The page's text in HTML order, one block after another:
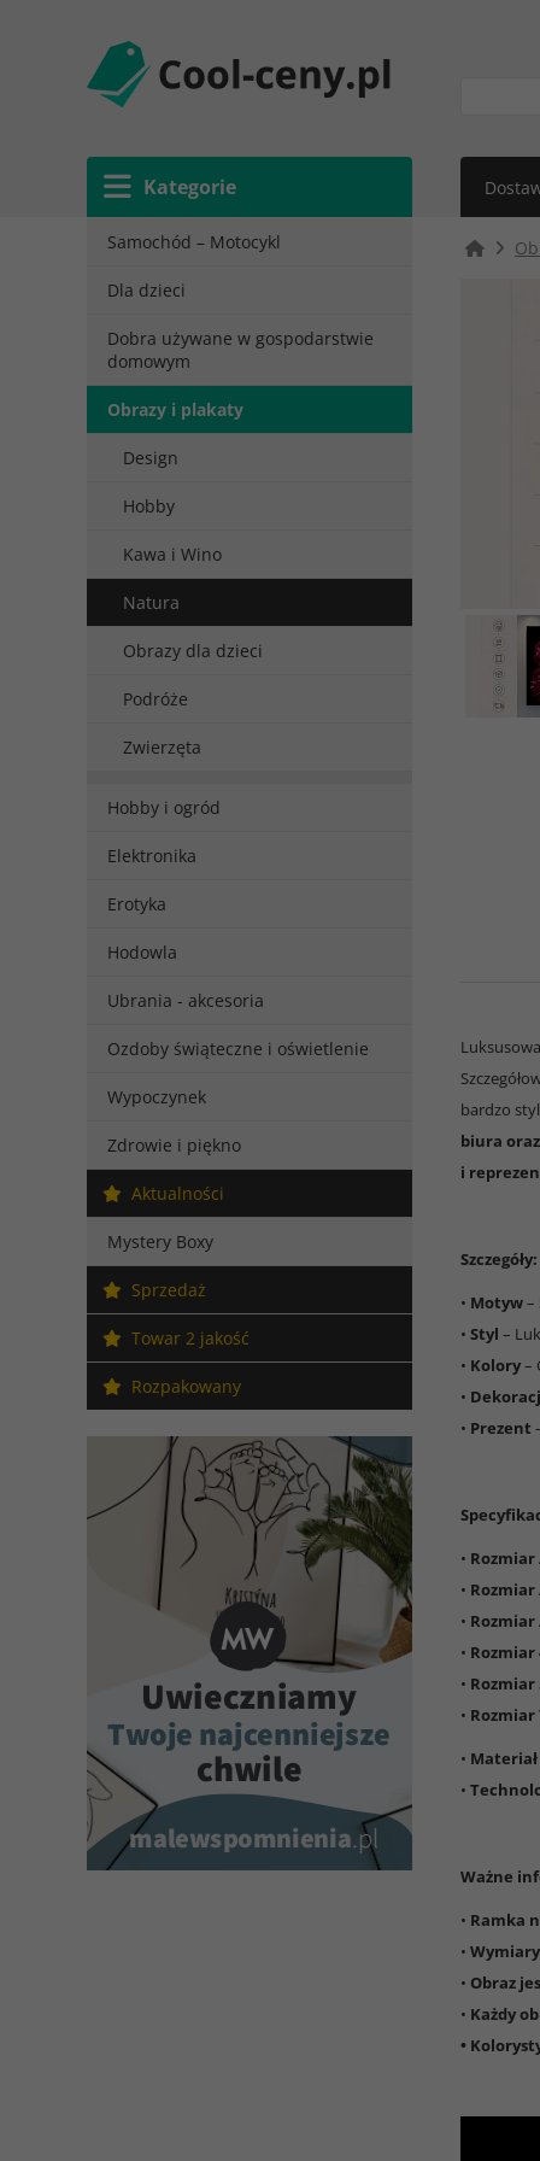
Kategorie
Samochód – Motocykl
Dla dzieci
Dobra używane w gospodarstwie
domowym
Obrazy i plakaty
Design
Hobby
Kawa i Wino
Natura
Obrazy dla dzieci
Podróże
Zwierzęta
Hobby i ogród
Elektronika
Erotyka
Hodowla
Ubrania - akcesoria
Ozdoby świąteczne i oświetlenie
Wypoczynek
Zdrowie i piękno
Aktualności
Mystery Boxy
Sprzedaż
Towar 2 jakość
Rozpakowany
bardzo
biura
i
Szczegóły:
• Motyw–
• Styl –
• Kolory–
•
• Prezent
• Rozmiar
• Rozmiar
• Rozmiar
• Rozmiar
• Rozmiar
• Rozmiar
• Materiał
•
Ważne
• Ramka
•
• Obraz
• Każdy
•